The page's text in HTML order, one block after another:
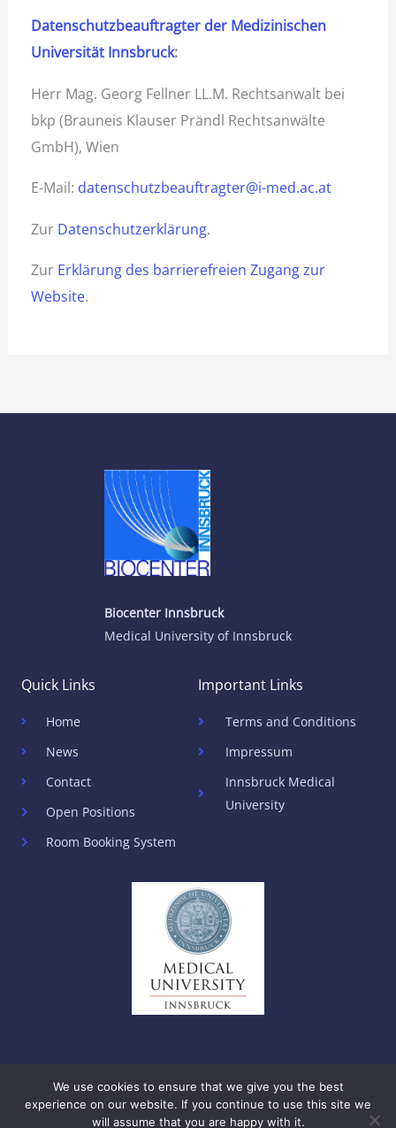
Datenschutzbeauftragter der Medizinischen
Universität Innsbruck:
Herr Mag. Georg Fellner LL.M. Rechtsanwalt bei
bkp (Brauneis Klauser Prändl Rechtsanwälte
GmbH), Wien
E-Mail: datenschutzbeauftragter@i-med.ac.at
Zur Datenschutzerklärung.
Zur Erklärung des barrierefreien Zugang zur
Website.
Biocenter Innsbruck
Medical University of Innsbruck
Quick Links
Home
News
Contact
Open Positions
Room Booking System
Important Links
Terms and Conditions
Impressum
Innsbruck Medical
University
Copyright © 2026 Biocenter Innsbruck
We use cookies to ensure that we give you the best
experience on our website. If you continue to use this site we
will assume that you are happy with it.